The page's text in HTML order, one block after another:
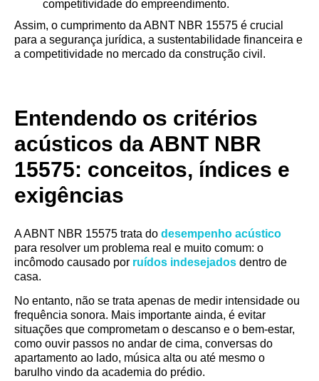
competitividade do empreendimento.
Assim, o cumprimento da ABNT NBR 15575 é crucial
para a segurança jurídica, a sustentabilidade financeira e
a competitividade no mercado da construção civil.
Entendendo os critérios
acústicos da ABNT NBR
15575: conceitos, índices e
exigências
A ABNT NBR 15575 trata do desempenho acústico
para resolver um problema real e muito comum: o
incômodo causado por ruídos indesejados dentro de
casa.
No entanto, não se trata apenas de medir intensidade ou
frequência sonora. Mais importante ainda, é evitar
situações que comprometam o descanso e o bem-estar,
como ouvir passos no andar de cima, conversas do
apartamento ao lado, música alta ou até mesmo o
barulho vindo da academia do prédio.